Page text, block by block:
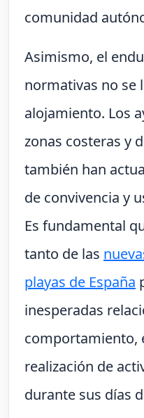
comunidad
Asimismo, el
normativas no se
alojamiento. Los
zonas costeras y
también han
de convivencia y
Es fundamental
tanto de las
playas de España
inesperadas
comportamiento,
realización de
durante sus días